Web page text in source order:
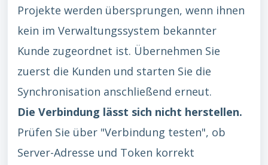
Projekte werden übersprungen, wenn ihnen
kein im Verwaltungssystem bekannter
Kunde zugeordnet ist. Übernehmen Sie
zuerst die Kunden und starten Sie die
Synchronisation anschließend erneut.
Die Verbindung lässt sich nicht herstellen.
Prüfen Sie über "Verbindung testen", ob
Server-Adresse und Token korrekt